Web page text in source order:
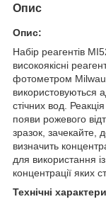
Опис
Опис:
Набір реагентів
високоякісні
фотометром
використовуються
стічних вод.
появи рожевого
зразок, зачекайте,
визначить
для використання
концентрації яких
Технічні